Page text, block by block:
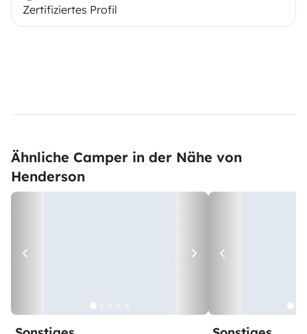
Zertifiziertes Profil
Ähnliche Camper in der Nähe von
Henderson